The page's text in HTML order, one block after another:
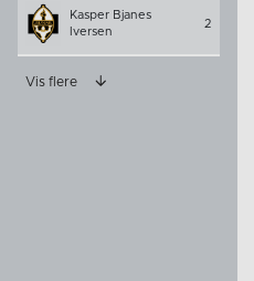
Kasper Bjanes
Iversen
2
Vis flere